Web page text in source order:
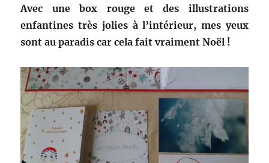
Avec une box rouge et des illustrations
enfantines très jolies à l’intérieur, mes yeux
sont au paradis car cela fait vraiment Noël !